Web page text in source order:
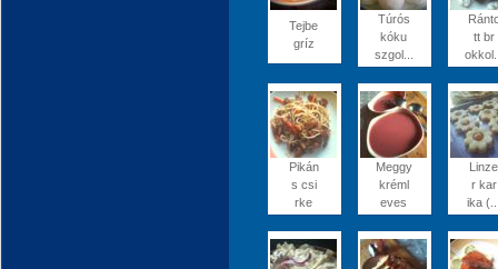
Tejbe
gríz
Túrós
kóku
szgol...
tt br
Pikán
s csi
rke
Meggy
kréml
eves
Linze
r kar
ika